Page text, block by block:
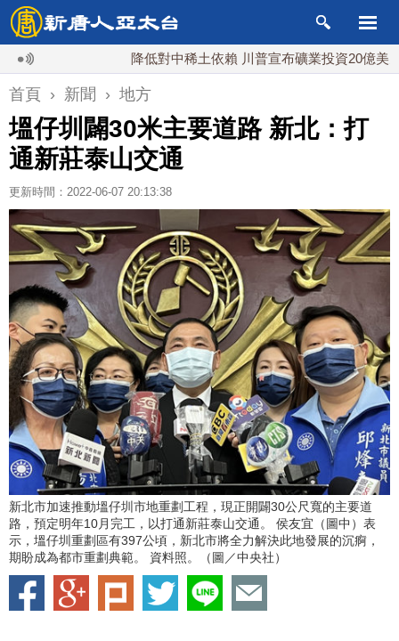
降低對中稀土依賴 川普宣布礦業投資20億美元
首頁 › 新聞 › 地方
塭仔圳闢30米主要道路 新北：打
通新莊泰山交通
更新時間：2022-06-07 20:13:38
新北市加速推動塭仔圳市地重劃工程，現正開闢30公尺寬的主要道
路，預定明年10月完工，以打通新莊泰山交通。 侯友宜（圖中）表
示，塭仔圳重劃區有397公頃，新北市將全力解決此地發展的沉痾，
期盼成為都市重劃典範。 資料照。（圖／中央社）